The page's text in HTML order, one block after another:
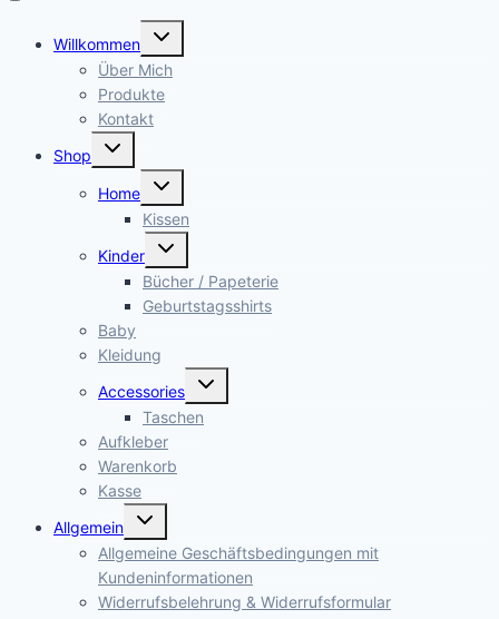
Willkommen
Untermenü
Über Mich
Produkte
Kontakt
Shop
Untermenü
Home
Untermenü
Kissen
Kinder
Untermenü
Bücher / Papeterie
Geburtstagsshirts
Baby
Kleidung
Accessories
Untermenü
Taschen
Aufkleber
Warenkorb
Kasse
Allgemein
Untermenü
Allgemeine Geschäftsbedingungen mit
Kundeninformationen
Widerrufsbelehrung & Widerrufsformular